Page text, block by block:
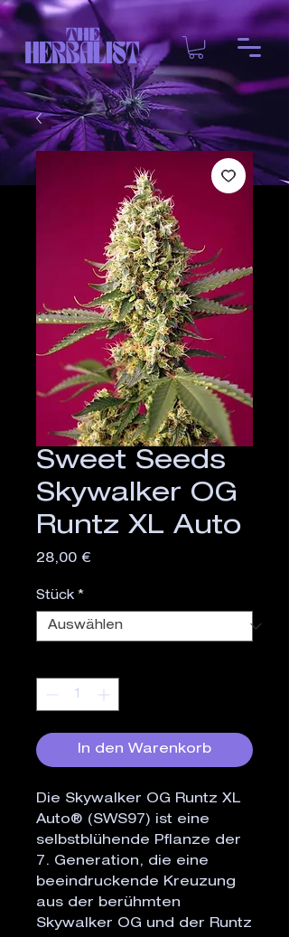
Sweet Seeds
Skywalker OG
Runtz XL Auto
28,00 €Preis
Stück *
In den Warenkorb
Die Skywalker OG Runtz XL
Auto® (SWS97) ist eine
selbstblühende Pflanze der
7. Generation, die eine
beeindruckende Kreuzung
aus der berühmten
Skywalker OG und der Runtz